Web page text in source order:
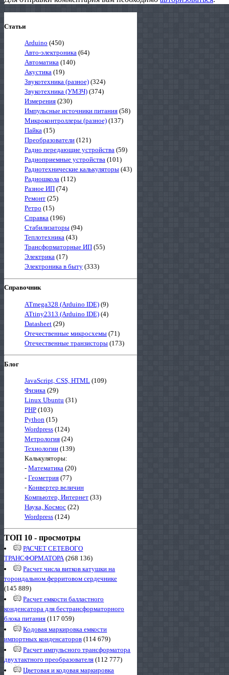
Статьи
Arduino (450)
Авто-электроника (64)
Автоматика (140)
Акустика (19)
Звукотехника (разное) (324)
Звукотехника (УМЗЧ) (374)
Измерения (230)
Импульсные источники питания (58)
Микроконтроллеры (разное) (137)
Пайка (15)
Преобразователи (121)
Радио передающие устройства (59)
Радиоприемные устройства (101)
Радиотехнические калькуляторы (43)
Радиошкола (112)
Разное ИП (74)
Ремонт (25)
Ретро (15)
Справка (196)
Стабилизаторы (94)
Теплотехника (43)
Трансформаторные ИП (55)
Электрика (17)
Электроника в быту (333)
Справочник
ATmega328 (Arduino IDE) (9)
ATtiny2313 (Arduino IDE) (4)
Datasheet (29)
Отечественные микросхемы (71)
Отечественные транзисторы (173)
Блог
JavaScript, CSS, HTML (109)
Физика (29)
Linux Ubuntu (31)
PHP (103)
Python (15)
Wordpress (124)
Метрология (24)
Технологии (139)
Калькуляторы:
- Математика (20)
- Геометрия (77)
- Конвертер величин
Компьютер, Интернет (33)
Наука, Космос (22)
Wordpress (124)
ТОП 10 - просмотры
РАСЧЕТ СЕТЕВОГО
ТРАНСФОРМАТОРА(268 136)
Расчет числа витков катушки на
тороидальном ферритовом сердечнике
(145 889)
Расчет емкости балластного
конденсатора для бестрансформаторного
блока питания (117 059)
Кодовая маркировка емкости
импортных конденсаторов (114 679)
Расчет импульсного трансформатора
двухтактного преобразователя (112 777)
Цветовая и кодовая маркировка